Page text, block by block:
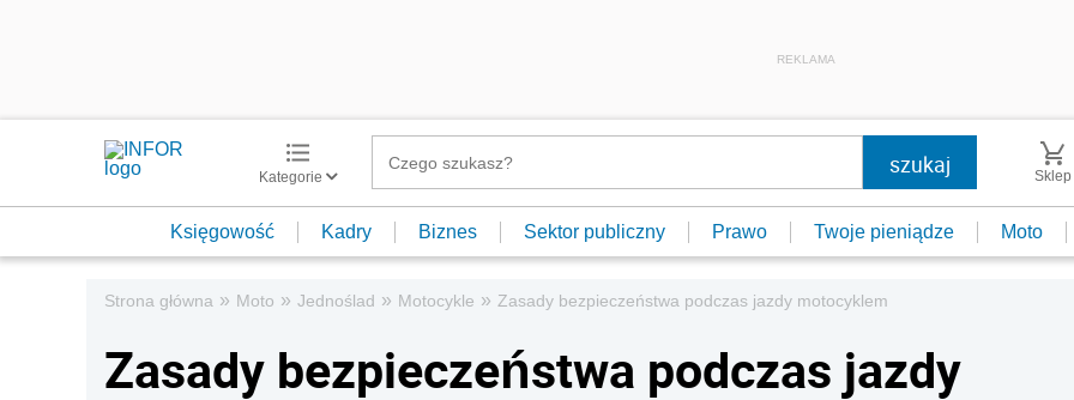
REKLAMA
Kategorie Sklep
Księgowość Kadry Biznes Sektor publiczny Prawo Twoje pieniądze Moto
Strona główna » Moto » Jednoślad » Motocykle » Zasady bezpieczeństwa podczas jazdy motocyklem
Zasady bezpieczeństwa podczas jazdy